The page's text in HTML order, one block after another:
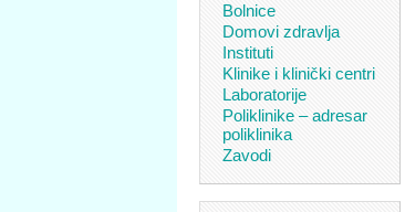
Bolnice
Domovi zdravlja
Instituti
Klinike i klinički centri
Laboratorije
Poliklinike – adresar
poliklinika
Zavodi